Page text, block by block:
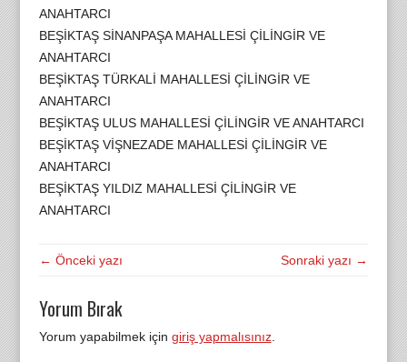
ANAHTARCI
BEŞİKTAŞ SİNANPAŞA MAHALLESİ ÇİLİNGİR VE
ANAHTARCI
BEŞİKTAŞ TÜRKALİ MAHALLESİ ÇİLİNGİR VE
ANAHTARCI
BEŞİKTAŞ ULUS MAHALLESİ ÇİLİNGİR VE ANAHTARCI
BEŞİKTAŞ VİŞNEZADE MAHALLESİ ÇİLİNGİR VE
ANAHTARCI
BEŞİKTAŞ YILDIZ MAHALLESİ ÇİLİNGİR VE
ANAHTARCI
← Önceki yazı Sonraki yazı →
Yorum Bırak
Yorum yapabilmek için giriş yapmalısınız.